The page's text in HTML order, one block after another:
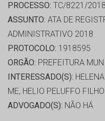
PROCESSO: TC/8221/2018
ASSUNTO: ATA DE
ADMINISTRATIVO 2018
PROTOCOLO: 1918595
ORGÃO: PREFEITURA
INTERESSADO(S):
ME, HELIO PELUFFO FILHO
ADVOGADO(S): NÃO HÁ